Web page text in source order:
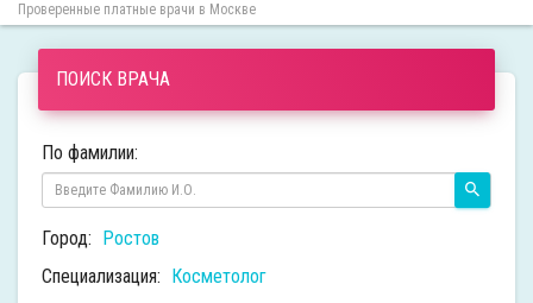
Проверенные платные врачи в Москве
ПОИСК ВРАЧА
По фамилии:
Город: Ростов
Специализация: Косметолог